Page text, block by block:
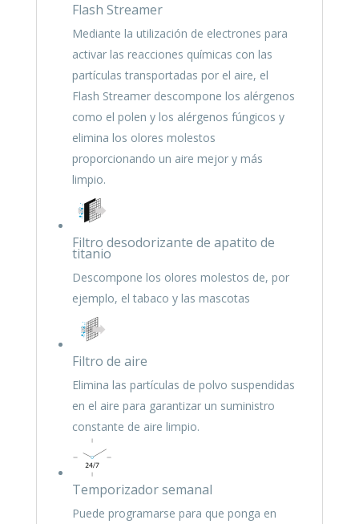
Flash Streamer
Mediante la utilización de electrones para
activar las reacciones químicas con las
partículas transportadas por el aire, el
Flash Streamer descompone los alérgenos
como el polen y los alérgenos fúngicos y
elimina los olores molestos
proporcionando un aire mejor y más
limpio.
Filtro desodorizante de apatito de
titanio
Descompone los olores molestos de, por
ejemplo, el tabaco y las mascotas
Filtro de aire
Elimina las partículas de polvo suspendidas
en el aire para garantizar un suministro
constante de aire limpio.
Temporizador semanal
Puede programarse para que ponga en